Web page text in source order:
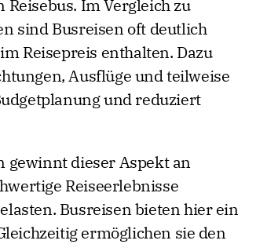
Im Vergleich zu
sind Busreisen oft deutlich
Reisepreis enthalten. Dazu
Ausflüge und teilweise
und reduziert
gewinnt dieser Aspekt an
Reiseerlebnisse
Busreisen bieten hier ein
ermöglichen sie den